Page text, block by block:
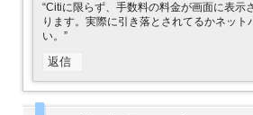
“Citiに限らず、手数料の料金が画面に表示
ります。実際に引き落とされてるかネット
い。”
返信